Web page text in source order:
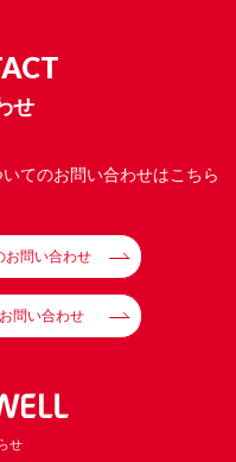
せ
てのお問い合わせはこちら
お問い合わせ
問い合わせ
せ